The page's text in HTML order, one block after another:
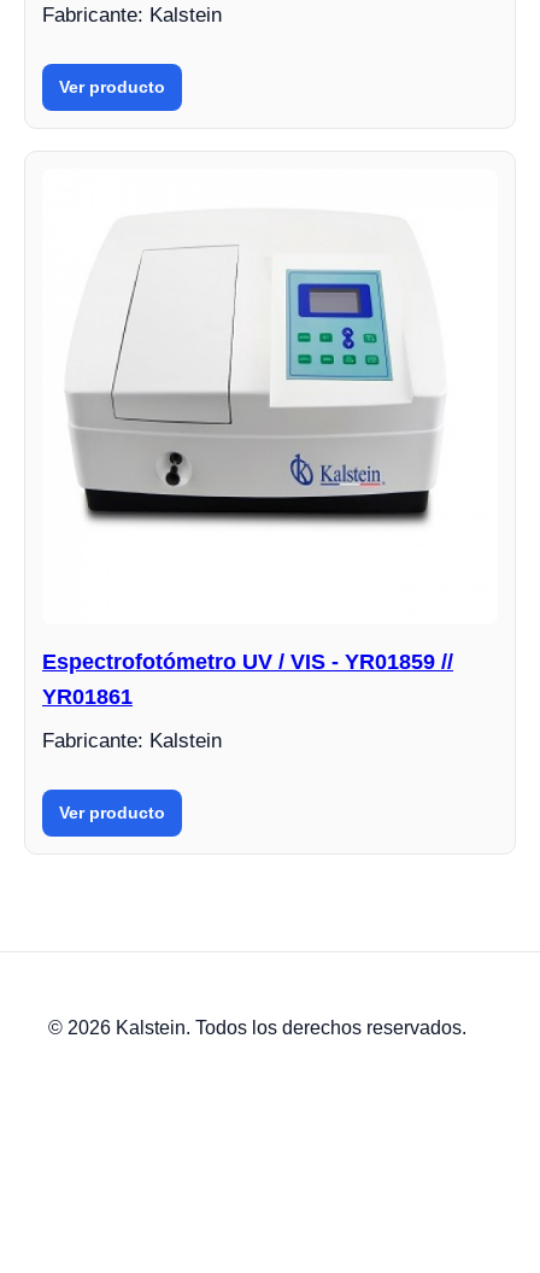
Fabricante: Kalstein
Ver producto
Espectrofotómetro UV / VIS - YR01859 //
YR01861
Fabricante: Kalstein
Ver producto
© 2026 Kalstein. Todos los derechos reservados.